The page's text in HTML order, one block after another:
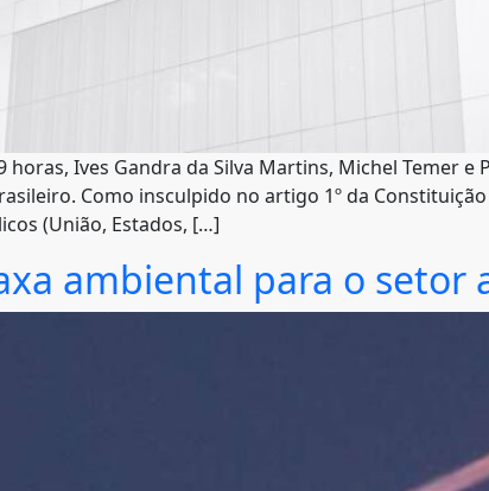
Ives Gandra da Silva Martins, Michel Temer
Como insculpido no artigo 1º da
(União, Estados, […]
ambiental para o setor